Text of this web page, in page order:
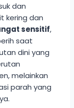
dan
kering dan
sensitif,
saat
dini yang
melainkan
parah yang